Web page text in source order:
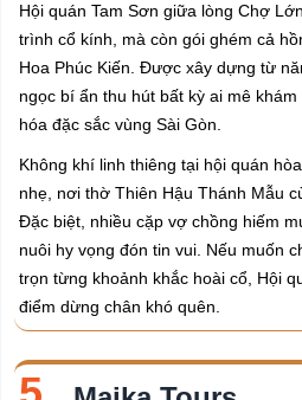
Hội quán Tam Sơn giữa lòng Chợ
trình cổ kính, mà còn gói ghém cả
Hoa Phúc Kiến. Được xây dựng từ
ngọc bí ẩn thu hút bất kỳ ai mê
hóa đặc sắc vùng Sài Gòn.
Không khí linh thiêng tại hội quán
nhẹ, nơi thờ Thiên Hậu Thánh Mẫu
Đặc biệt, nhiều cặp vợ chồng hiếm
nuôi hy vọng đón tin vui. Nếu muốn
trọn từng khoảnh khắc hoài cổ, Hội
điểm dừng chân khó quên.